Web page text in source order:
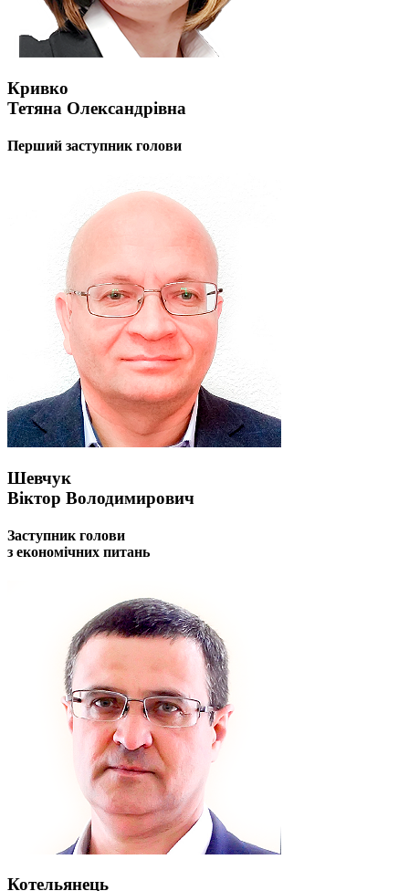
Реєстр перекладачів жестової мови Українського
товариства глухих
Підготовка перекладачів
Вінницька область
Житомирська область
Закарпатська область
Запорізька область
Івано-Франківська область
Київ
Київська область
Кіровоградська область
Львівська область
Миколаївська область
Одеська область
Полтавська область
Рівненська область
Харківська область
Хмельницька область
Черкаська область
Чернігівська область
Особи відповідальні за контактування з
питань укладення договорів
Вивчаємо жестову мову
Дитяча сторінка
Новини про жестову мову
Ресурс для вивчення жестових мов різних країн
ЦУЖМ
Проєкт "Жестова мова для поліцейських"
Про шахрайські схеми
ВІКТОРИНА
На допомогу військовим
Медична термінологія жестовою мовою
Кривко
Тетяна Олександрівна
Перший заступник голови
Шевчук
Віктор Володимирович
Заступник голови
з економічних питань
Котельянець